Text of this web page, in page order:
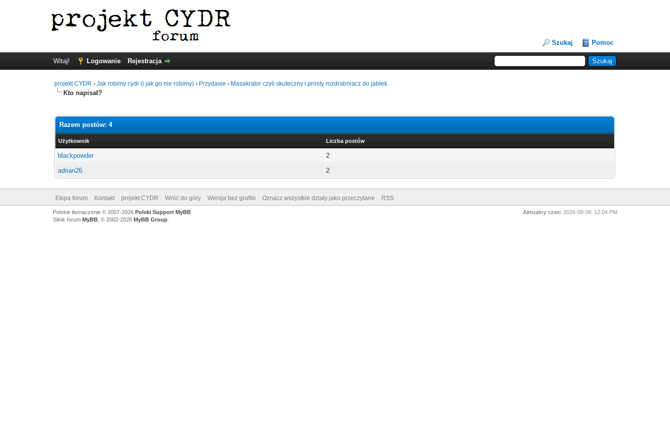
Szukaj Pomoc
Witaj! Logowanie Rejestracja
projekt CYDR ›Jak robimy cydr (i jak go nie robimy) › Przydasie › Masakrator czyli skuteczny i prosty rozdrabniacz do jabłek.
Kto napisał?
Razem postów: 4
Użytkownik Liczba postów
blackpowder
2
adrian26
2
Ekipa forum Kontakt projekt CYDR Wróć do góry Wersja bez grafiki Oznacz wszystkie działy jako przeczytane RSS
Aktualny czas: 2026-08-08, 12:04 PM
Polskie tłumaczenie © 2007-2026 Polski Support MyBB
Silnik forum MyBB, © 2002-2026 MyBB Group.